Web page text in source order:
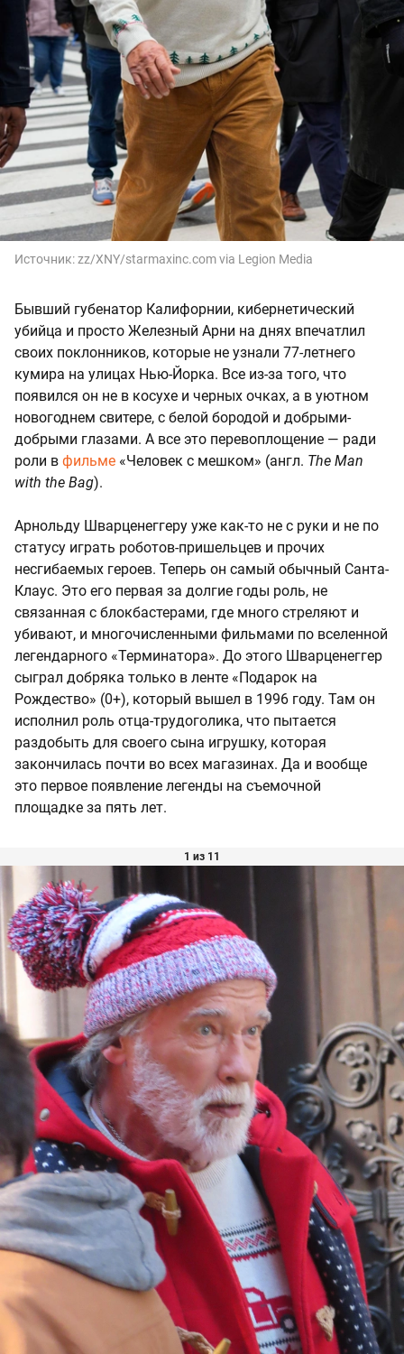
Источник:zz/XNY/starmaxinc.com via Legion Media
Бывший губенатор Калифорнии, кибернетический
убийца и просто Железный Арни на днях впечатлил
своих поклонников, которые не узнали 77-летнего
кумира на улицах Нью-Йорка. Все из-за того, что
появился он не в косухе и черных очках, а в уютном
новогоднем свитере, с белой бородой и добрыми-
добрыми глазами. А все это перевоплощение — ради
роли в фильме «Человек с мешком» (англ. The Man
with the Bag).
Арнольду Шварценеггеру уже как-то не с руки и не по
статусу играть роботов-пришельцев и прочих
несгибаемых героев. Теперь он самый обычный Санта-
Клаус. Это его первая за долгие годы роль, не
связанная с блокбастерами, где много стреляют и
убивают, и многочисленными фильмами по вселенной
легендарного «Терминатора». До этого Шварценеггер
сыграл добряка только в ленте «Подарок на
Рождество» (0+), который вышел в 1996 году. Там он
исполнил роль отца-трудоголика, что пытается
раздобыть для своего сына игрушку, которая
закончилась почти во всех магазинах. Да и вообще
это первое появление легенды на съемочной
площадке за пять лет.
1 из 11